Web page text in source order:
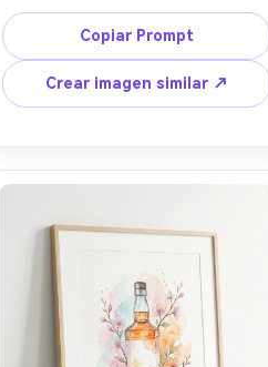
azul marino profundo, anotaciones
para notas de aroma, receta y
añejamiento, combinación de
tipografía sans y serif moderna,
layout preciso de cuadrícula,
como póster sujetado en una tabla
de estudio, vista superior 50mm, luz
de impresión realista --ar 4:5
Copiar Prompt
Crear imagen similar ↗